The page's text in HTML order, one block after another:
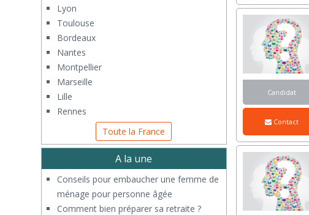
Candidat
Contact
Lyon
Toulouse
Bordeaux
Nantes
Montpellier
Marseille
Lille
Rennes
Toute la France
A la une
Conseils pour embaucher une femme de
ménage pour personne âgée
Comment bien préparer sa retraite ?